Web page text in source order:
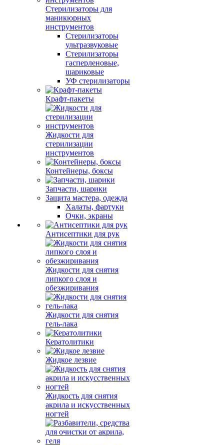
Стерилизаторы для
маникюрных
инструментов
Стерилизаторы
ультразвуковые
Стерилизаторы
гасперленовые,
шариковые
УФ стерилизаторы
Крафт-пакеты
Жидкости для
стерилизации
инструментов
Контейнеры, боксы
Запчасти, шарики
Защита мастера, одежда
Халаты, фартуки
Очки, экраны
Антисептики для рук
Жидкости для снятия
липкого слоя и
обезжиривания
Жидкости для снятия
гель-лака
Кератолитики
Жидкое лезвие
Жидкость для снятия
акрила и искусственных
ногтей